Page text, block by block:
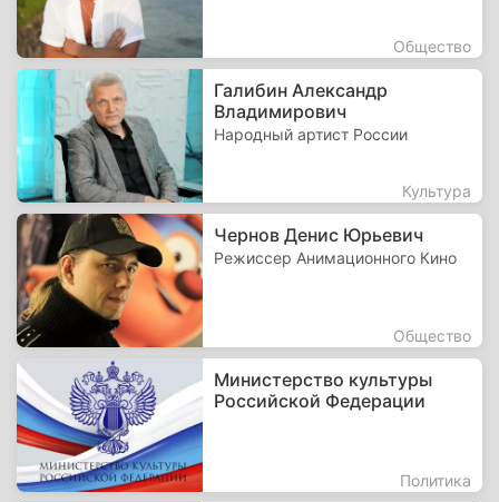
Общество
Галибин Александр
Владимирович
Народный артист России
Культура
Чернов Денис Юрьевич
Режиссер Анимационного Кино
Общество
Министерство культуры
Российской Федерации
Политика